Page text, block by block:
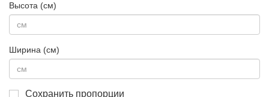
Высота (см)
Ширина (см)
Сохранить пропорции